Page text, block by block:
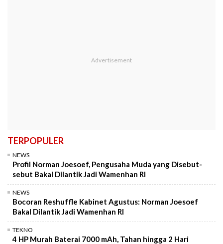
TERPOPULER
NEWS
Profil Norman Joesoef, Pengusaha Muda yang Disebut-
sebut Bakal Dilantik Jadi Wamenhan RI
NEWS
Bocoran Reshuffle Kabinet Agustus: Norman Joesoef
Bakal Dilantik Jadi Wamenhan RI
TEKNO
4 HP Murah Baterai 7000 mAh, Tahan hingga 2 Hari